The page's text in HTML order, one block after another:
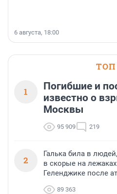
6 августа, 18:00
ТОП
1
Погибшие и
известно о
Москвы
95 909 219
2
Галька била в
в скорые на
Геленджике после
89 363